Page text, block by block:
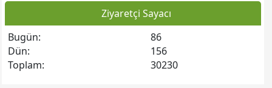
Ziyaretçi Sayacı
Bugün:
86
Dün:
156
Toplam:
30230